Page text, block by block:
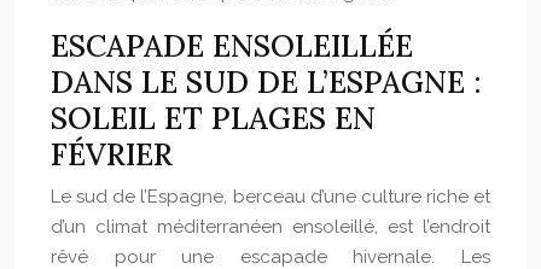
ESCAPADE ENSOLEILLÉE
DANS LE SUD DE L’ESPAGNE :
SOLEIL ET PLAGES EN
FÉVRIER
Le sud de l’Espagne, berceau d’une culture riche et
d’un climat méditerranéen ensoleillé, est l’endroit
rêvé pour une escapade hivernale. Les